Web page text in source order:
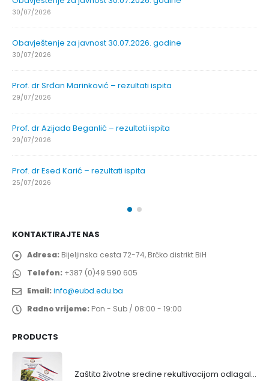
30/07/2026
Obavještenje za javnost 30.07.2026. godine
30/07/2026
Prof. dr Srđan Marinković – rezultati ispita
29/07/2026
Prof. dr Azijada Beganlić – rezultati ispita
29/07/2026
Prof. dr Esed Karić – rezultati ispita
25/07/2026
KONTAKTIRAJTE NAS
Adresa: Bijeljinska cesta 72-74, Brčko distrikt BiH
Telefon: +387 (0)49 590 605
Email:info@eubd.edu.ba
Radno vrijeme: Pon - Sub / 08:00 - 19:00
PRODUCTS
Zaštita životne sredine rekultivacijom odlagališta